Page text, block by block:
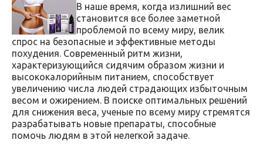
В наше время, когда излишний вес
становится все более заметной
проблемой по всему миру, велик
спрос на безопасные и эффективные методы
похудения. Современный ритм жизни,
характеризующийся сидячим образом жизни и
высококалорийным питанием, способствует
увеличению числа людей страдающих избыточным
весом и ожирением. В поиске оптимальных решений
для снижения веса, ученые по всему миру стремятся
разрабатывать новые препараты, способные
помочь людям в этой нелегкой задаче.